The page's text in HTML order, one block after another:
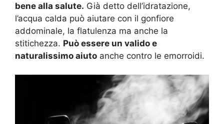
bene alla salute. Già detto dell’idratazione,
l’acqua calda può aiutare con il gonfiore
addominale, la flatulenza ma anche la
stitichezza. Può essere un valido e
naturalissimo aiuto anche contro le emorroidi.